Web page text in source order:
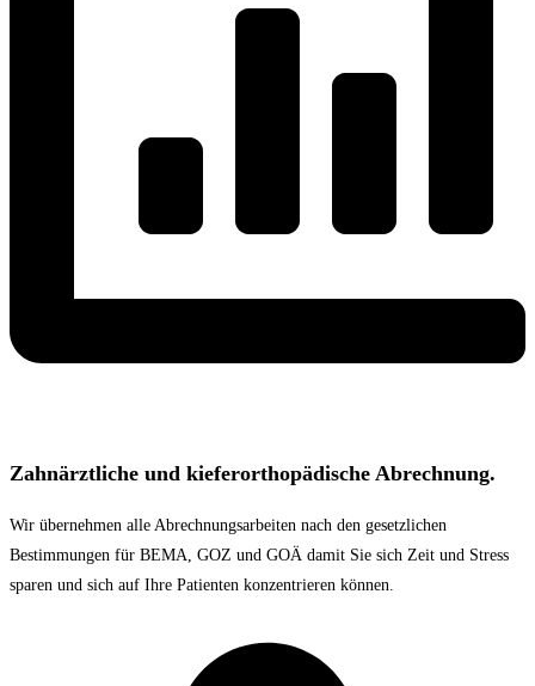
Zahnärztliche und kieferorthopädische Abrechnung.
Wir übernehmen alle Abrechnungsarbeiten nach den gesetzlichen
Bestimmungen für BEMA, GOZ und GOÄ damit Sie sich Zeit und Stress
sparen und sich auf Ihre Patienten konzentrieren können.